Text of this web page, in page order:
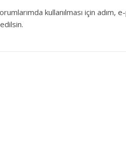
kullanılması için